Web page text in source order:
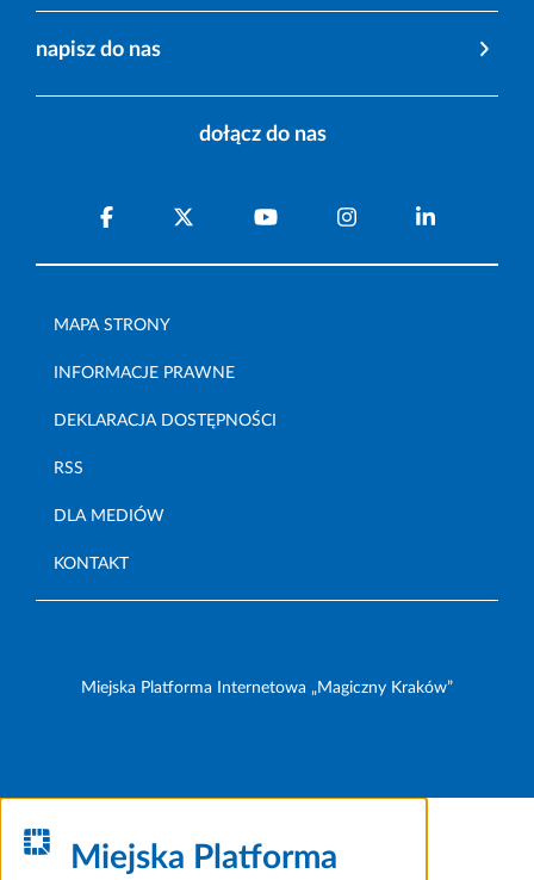
napisz do nas
dołącz do nas
MAPA STRONY
INFORMACJE PRAWNE
DEKLARACJA DOSTĘPNOŚCI
RSS
DLA MEDIÓW
KONTAKT
Miejska Platforma Internetowa „Magiczny Kraków”
Miejska Platforma